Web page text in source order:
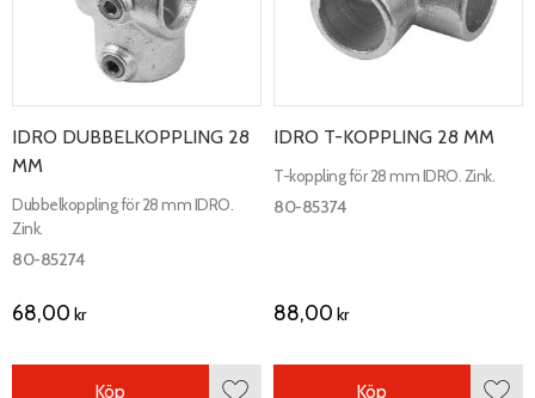
IDRO DUBBELKOPPLING 28
MM
Dubbelkoppling för 28 mm IDRO.
Zink.
80-85274
68,00 kr
Köp
IDRO T-KOPPLING 28 MM
T-koppling för 28 mm IDRO. Zink.
80-85374
88,00 kr
Köp